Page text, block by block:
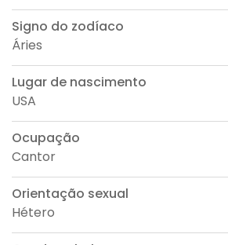
Signo do zodíaco
Áries
Lugar de nascimento
USA
Ocupação
Cantor
Orientação sexual
Hétero